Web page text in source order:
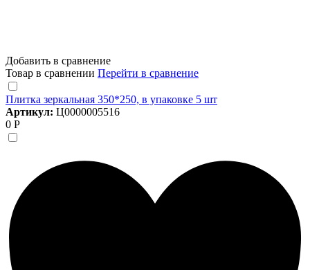
Добавить в сравнение
Товар в сравнении Перейти в сравнение
Плитка зеркальная 350*250, в упаковке 5 шт
Артикул: Ц0000005516
0 Р